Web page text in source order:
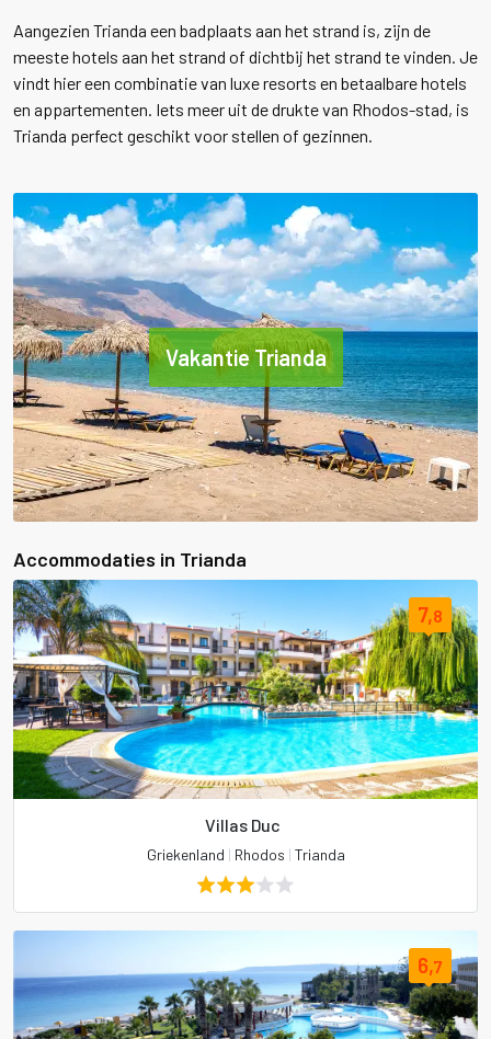
Aangezien Trianda een badplaats aan het strand is, zijn de
meeste hotels aan het strand of dichtbij het strand te vinden. Je
vindt hier een combinatie van luxe resorts en betaalbare hotels
en appartementen. Iets meer uit de drukte van Rhodos-stad, is
Trianda perfect geschikt voor stellen of gezinnen.
Vakantie Trianda
Accommodaties in Trianda
7,8
Villas Duc
Griekenland | Rhodos | Trianda
6,7